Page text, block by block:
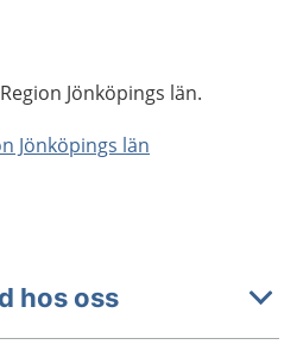
Jönköpings län.
Jönköpings län
hos oss